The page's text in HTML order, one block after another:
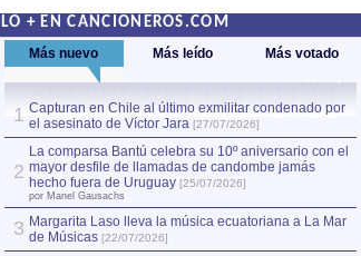
LO + EN CANCIONEROS.COM
Más nuevo Más leído Más votado
1 Capturan en Chile al último exmilitar condenado por
el asesinato de Víctor Jara [27/07/2026]
2
La comparsa Bantú celebra su 10º aniversario con el
mayor desfile de llamadas de candombe jamás
hecho fuera de Uruguay [25/07/2026]
por Manel Gausachs
3 Margarita Laso lleva la música ecuatoriana a La Mar
de Músicas [22/07/2026]